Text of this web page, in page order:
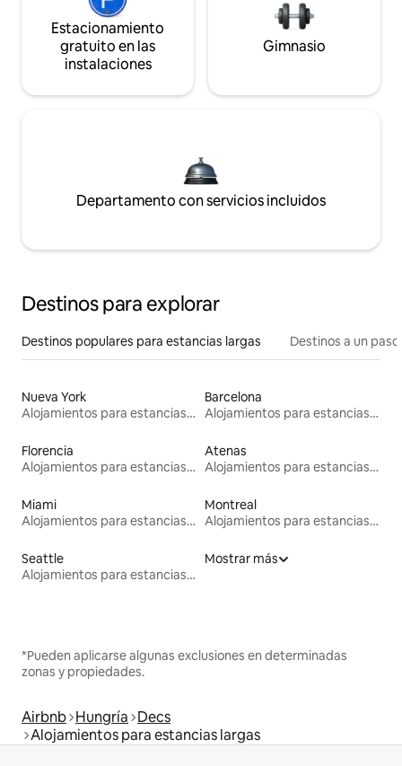
Estacionamiento
gratuito en las
instalaciones
Gimnasio
Departamento con servicios incluidos
Destinos para explorar
Destinos populares para estancias largas Destinos a un
Nueva York
Alojamientos para estancias largas
Barcelona
Alojamientos para estancias largas
Florencia
Alojamientos para estancias largas
Atenas
Alojamientos para estancias largas
Miami
Alojamientos para estancias largas
Montreal
Alojamientos para estancias largas
Seattle
Alojamientos para estancias largas
Mostrar más
*Pueden aplicarse algunas exclusiones en determinadas
zonas y propiedades.
Airbnb Hungría Decs
Alojamientos para estancias largas